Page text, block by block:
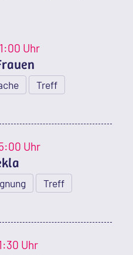
Uhr
Treff
Uhr
Treff
Uhr